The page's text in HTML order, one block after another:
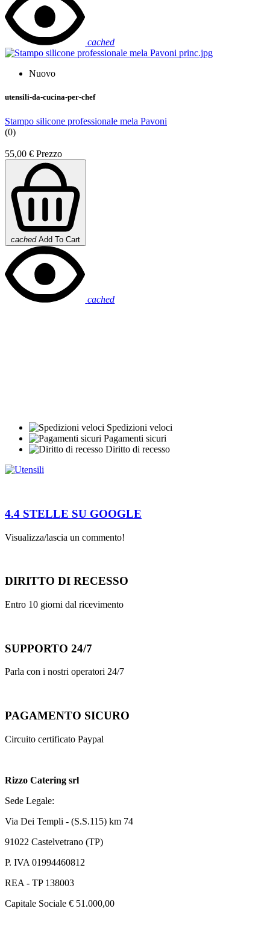
cached
Nuovo
utensili-da-cucina-per-chef
Stampo silicone professionale mela Pavoni
(0)
55,00 € Prezzo
cached Add To Cart
cached
Spedizioni veloci
Pagamenti sicuri
Diritto di recesso
4.4 STELLE SU GOOGLE
Visualizza/lascia un commento!
DIRITTO DI RECESSO
Entro 10 giorni dal ricevimento
SUPPORTO 24/7
Parla con i nostri operatori 24/7
PAGAMENTO SICURO
Circuito certificato Paypal
Rizzo Catering srl
Sede Legale:
Via Dei Templi - (S.S.115) km 74
91022 Castelvetrano (TP)
P. IVA 01994460812
REA - TP 138003
Capitale Sociale € 51.000,00